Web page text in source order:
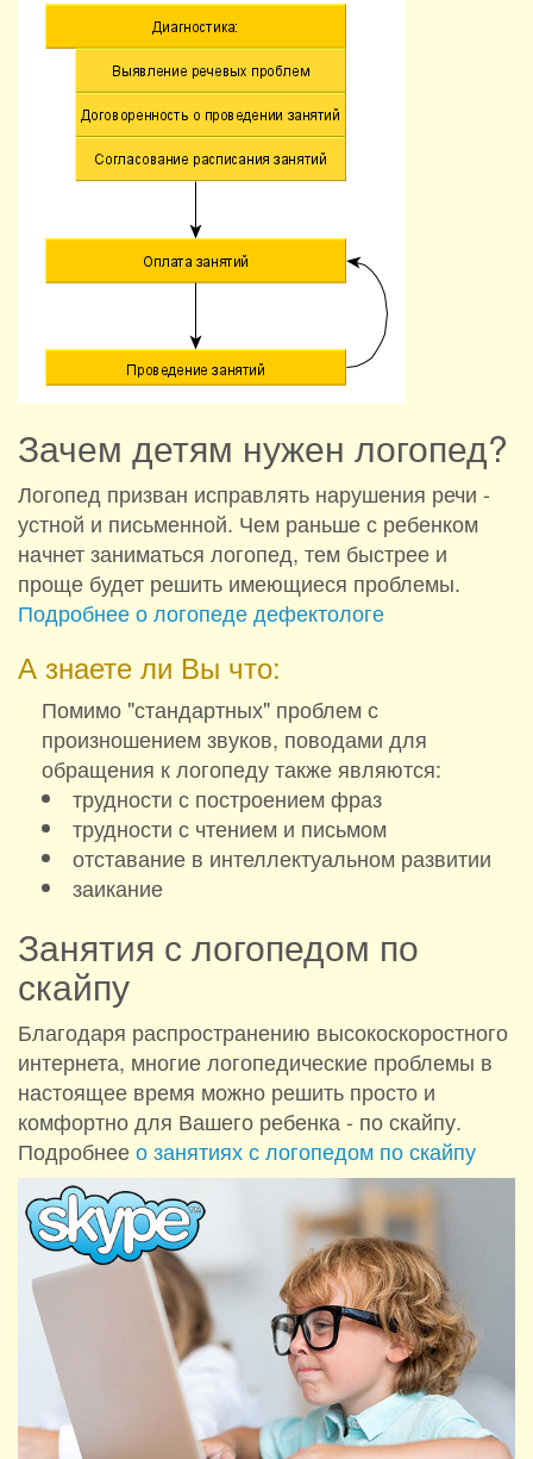
Зачем детям нужен логопед?
Логопед призван исправлять нарушения речи -
устной и письменной. Чем раньше с ребенком
начнет заниматься логопед, тем быстрее и
проще будет решить имеющиеся проблемы.
Подробнее о логопеде дефектологе
А знаете ли Вы что:
Помимо "стандартных" проблем с
произношением звуков, поводами для
обращения к логопеду также являются:
трудности с построением фраз
трудности с чтением и письмом
отставание в интеллектуальном развитии
заикание
Занятия с логопедом по
скайпу
Благодаря распространению высокоскоростного
интернета, многие логопедические проблемы в
настоящее время можно решить просто и
комфортно для Вашего ребенка - по скайпу.
Подробнеео занятиях с логопедом по скайпу